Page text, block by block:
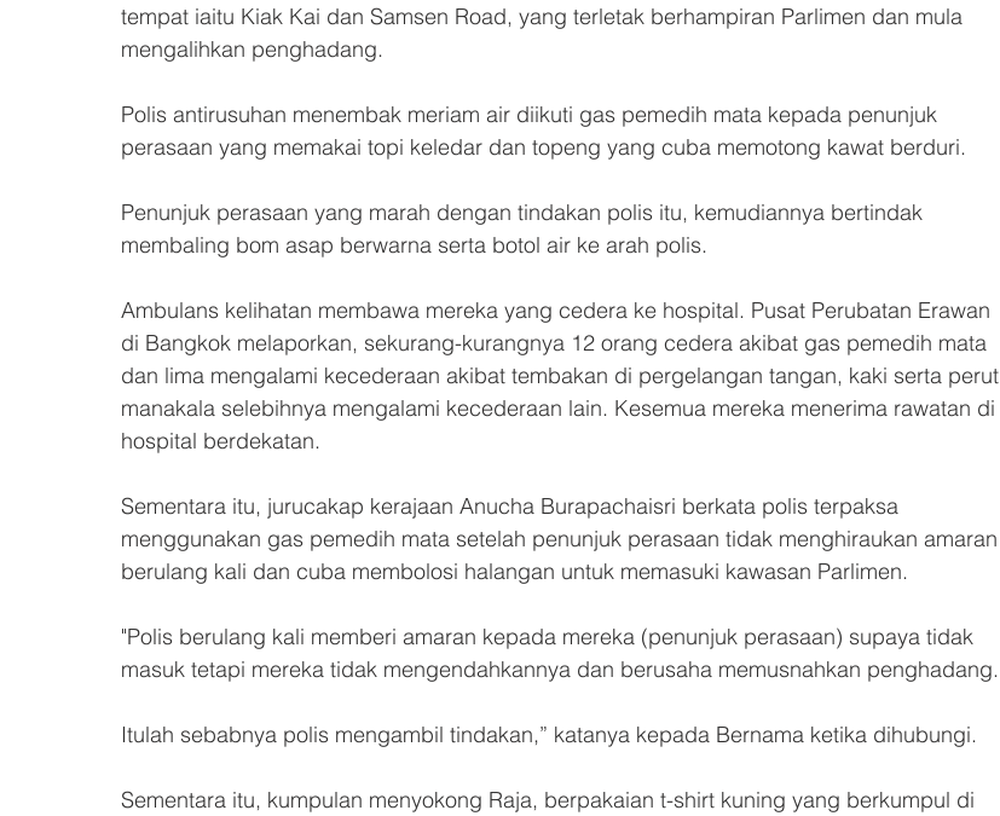
tempat iaitu Kiak Kai dan Samsen Road, yang terletak berhampiran Parlimen dan mula
mengalihkan penghadang.
Polis antirusuhan menembak meriam air diikuti gas pemedih mata kepada penunjuk
perasaan yang memakai topi keledar dan topeng yang cuba memotong kawat berduri.
Penunjuk perasaan yang marah dengan tindakan polis itu, kemudiannya bertindak
membaling bom asap berwarna serta botol air ke arah polis.
Ambulans kelihatan membawa mereka yang cedera ke hospital. Pusat Perubatan Erawan
di Bangkok melaporkan, sekurang-kurangnya 12 orang cedera akibat gas pemedih mata
dan lima mengalami kecederaan akibat tembakan di pergelangan tangan, kaki serta perut
manakala selebihnya mengalami kecederaan lain. Kesemua mereka menerima rawatan di
hospital berdekatan.
Sementara itu, jurucakap kerajaan Anucha Burapachaisri berkata polis terpaksa
menggunakan gas pemedih mata setelah penunjuk perasaan tidak menghiraukan amaran
berulang kali dan cuba membolosi halangan untuk memasuki kawasan Parlimen.
"Polis berulang kali memberi amaran kepada mereka (penunjuk perasaan) supaya tidak
masuk tetapi mereka tidak mengendahkannya dan berusaha memusnahkan penghadang.
Itulah sebabnya polis mengambil tindakan,” katanya kepada Bernama ketika dihubungi.
Sementara itu, kumpulan menyokong Raja, berpakaian t-shirt kuning yang berkumpul di